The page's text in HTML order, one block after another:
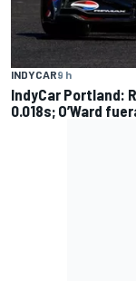
INDYCAR9 h
IndyCar Portland:
0.018s; O’Ward